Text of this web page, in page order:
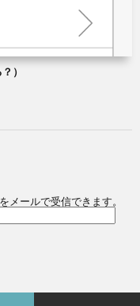
）
メールで受信できます。